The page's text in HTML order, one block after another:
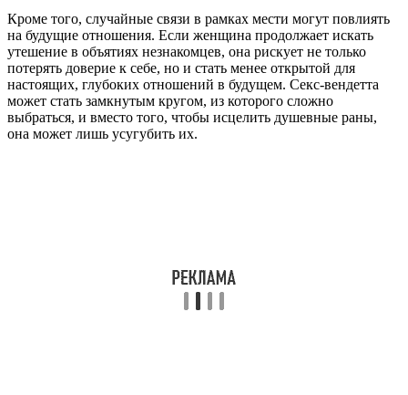
Кроме того, случайные связи в рамках мести могут повлиять
на будущие отношения. Если женщина продолжает искать
утешение в объятиях незнакомцев, она рискует не только
потерять доверие к себе, но и стать менее открытой для
настоящих, глубоких отношений в будущем. Секс-вендетта
может стать замкнутым кругом, из которого сложно
выбраться, и вместо того, чтобы исцелить душевные раны,
она может лишь усугубить их.